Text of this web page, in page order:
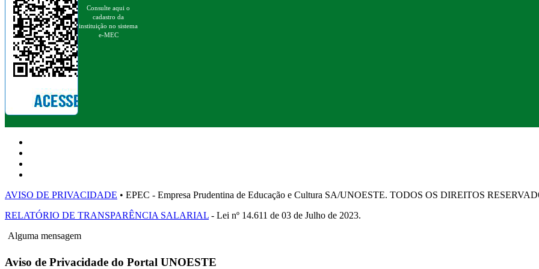
Consulte aqui o
cadastro da
instituição no sistema
e-MEC
AVISO DE PRIVACIDADE • EPEC - Empresa Prudentina de Educação e Cultura SA/UNOESTE. TODOS OS DIREITOS
RELATÓRIO DE TRANSPARÊNCIA SALARIAL - Lei nº 14.611 de 03 de Julho de 2023.
Alguma mensagem
Aviso de Privacidade do Portal UNOESTE